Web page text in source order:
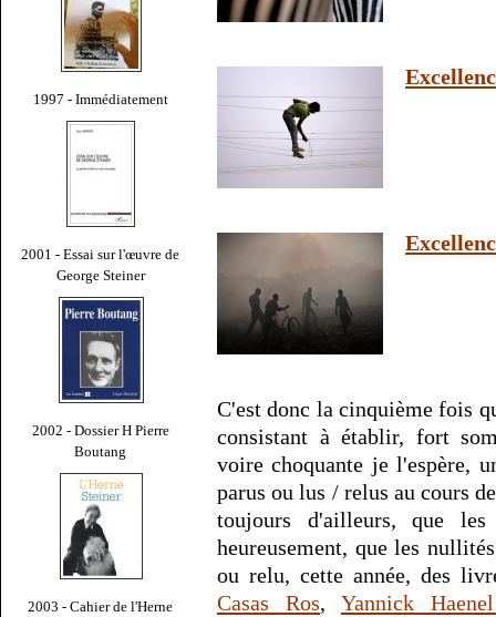
1997 - Immédiatement
2001 - Essai sur l'œuvre de
George Steiner
2002 - Dossier H Pierre
Boutang
2003 - Cahier de l'Herne
C'est donc la cinquième fois
consistant à établir, fort
voire choquante je l'espère,
parus ou lus / relus au cours
toujours d'ailleurs, que les
heureusement, que les
ou relu, cette année, des
Casas Ros, Yannick